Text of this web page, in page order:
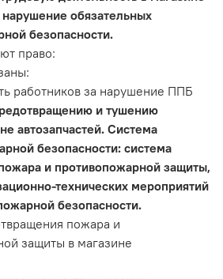
нарушение обязательных
безопасности.
право:
работников за нарушение ППБ
и тушению
автозапчастей. Система
безопасности: система
и противопожарной защиты,
технических мероприятий
безопасности.
пожара и
защиты в магазине